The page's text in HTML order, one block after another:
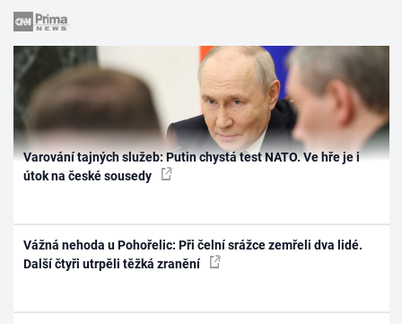
Varování tajných služeb: Putin chystá test NATO. Ve hře je i
útok na české sousedy
Vážná nehoda u Pohořelic: Při čelní srážce zemřeli dva lidé.
Další čtyři utrpěli těžká zranění